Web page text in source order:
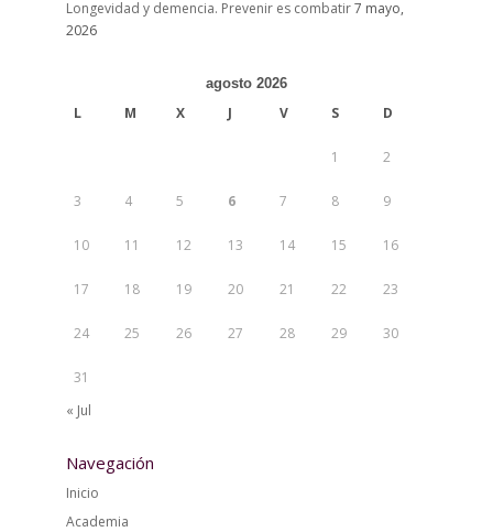
Longevidad y demencia. Prevenir es combatir7 mayo,
2026
agosto 2026
L M X J V S D
1 2
3 4 5 6 7 8 9
10 11 12 13 14 15 16
17 18 19 20 21 22 23
24 25 26 27 28 29 30
31
« Jul
Navegación
Inicio
Academia